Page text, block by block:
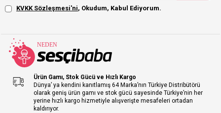
KVKK Sözleşmesi'ni, Okudum, Kabul Ediyorum.
Ürün Gamı, Stok Gücü ve Hızlı Kargo
Dünya’ ya kendini kanıtlamış 64 Marka’nın Türkiye Distribütörü
olarak geniş ürün gamı ve stok gücü sayesinde Türkiye’nin her
yerine hızlı kargo hizmetiyle alışverişte mesafeleri ortadan
kaldırıyor.